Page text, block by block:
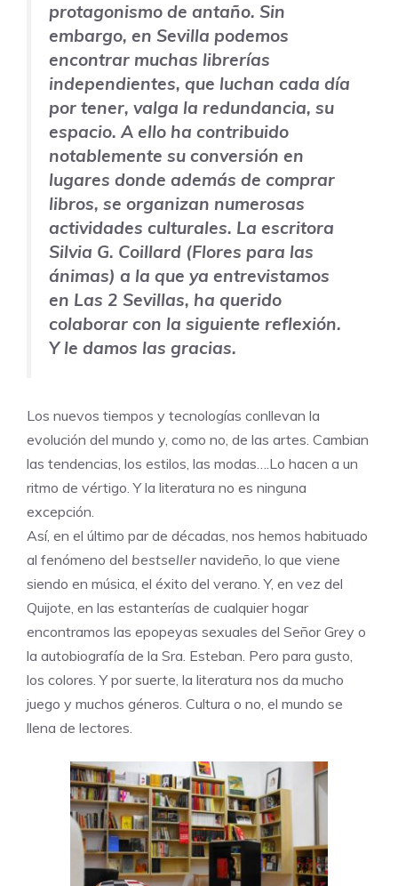
protagonismo de antaño. Sin
embargo, en Sevilla podemos
encontrar muchas librerías
independientes, que luchan cada día
por tener, valga la redundancia, su
espacio. A ello ha contribuido
notablemente su conversión en
lugares donde además de comprar
libros, se organizan numerosas
actividades culturales. La escritora
Silvia G. Coillard (Flores para las
ánimas) a la que ya entrevistamos
en Las 2 Sevillas, ha querido
colaborar con la siguiente reflexión.
Y le damos las gracias.
Los nuevos tiempos y tecnologías conllevan la
evolución del mundo y, como no, de las artes. Cambian
las tendencias, los estilos, las modas….Lo hacen a un
ritmo de vértigo. Y la literatura no es ninguna
excepción.
Así, en el último par de décadas, nos hemos habituado
al fenómeno del bestseller navideño, lo que viene
siendo en música, el éxito del verano. Y, en vez del
Quijote, en las estanterías de cualquier hogar
encontramos las epopeyas sexuales del Señor Grey o
la autobiografía de la Sra. Esteban. Pero para gusto,
los colores. Y por suerte, la literatura nos da mucho
juego y muchos géneros. Cultura o no, el mundo se
llena de lectores.